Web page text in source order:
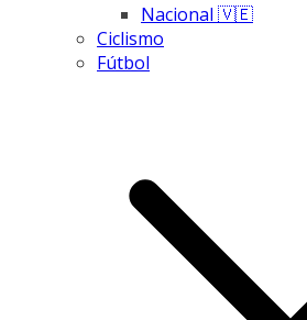
Nacional 🇻🇪
Ciclismo
Fútbol